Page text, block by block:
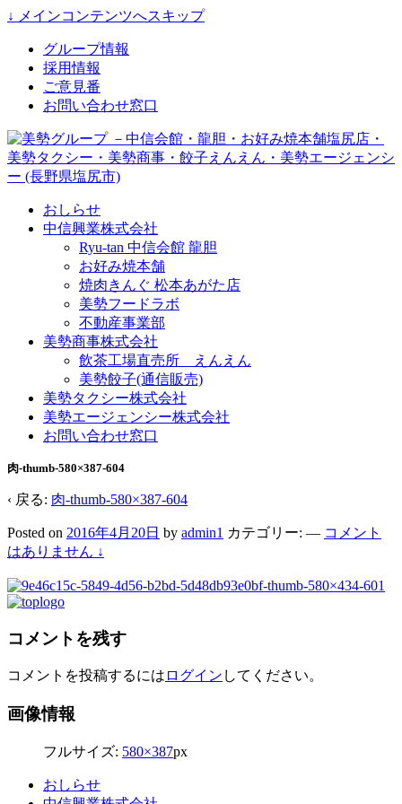
↓ メインコンテンツへスキップ
グループ情報
採用情報
ご意見番
お問い合わせ窓口
おしらせ
中信興業株式会社
Ryu-tan 中信会館 龍胆
お好み焼本舗
焼肉きんぐ 松本あがた店
美勢フードラボ
不動産事業部
美勢商事株式会社
飲茶工場直売所 えんえん
美勢餃子(通信販売)
美勢タクシー株式会社
美勢エージェンシー株式会社
お問い合わせ窓口
肉-thumb-580×387-604
‹ 戻る: 肉-thumb-580×387-604
Posted on 2016年4月20日 by admin1 カテゴリー: — コメント
はありません ↓
コメントを残す
コメントを投稿するには ログイン してください。
画像情報
フルサイズ: 580×387px
おしらせ